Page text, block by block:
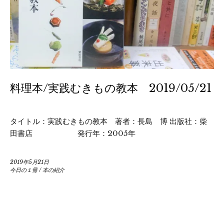
料理本/実践むきもの教本 2019/05/21
タイトル：実践むきもの教本 著者：長島 博 出版社：柴
田書店 発行年：2005年
2019年5月21日
今日の１冊/本の紹介